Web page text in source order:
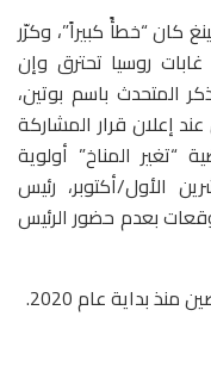
كان “خطأً كبيراً”، وكرّر
غابات روسيا تحترق وإن
المتحدث باسم بوتين،
إعلان قرار المشاركة
“تغير المناخ” أولوية
الأول/أكتوبر، رئيس
بعدم حضور الرئيس
بداية عام 2020.